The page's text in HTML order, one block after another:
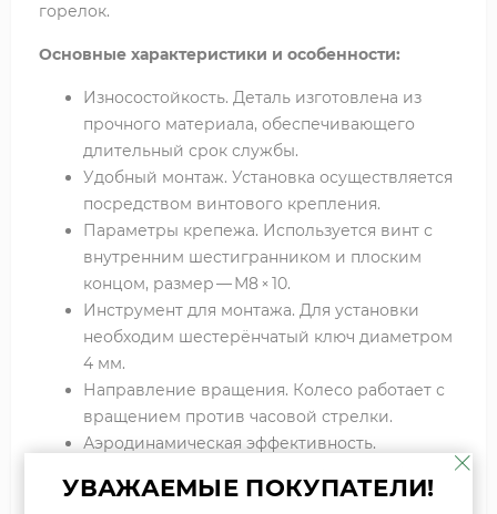
горелок.
Основные характеристики и особенности:
Износостойкость. Деталь изготовлена из
прочного материала, обеспечивающего
длительный срок службы.
Удобный монтаж. Установка осуществляется
посредством винтового крепления.
Параметры крепежа. Используется винт с
внутренним шестигранником и плоским
концом, размер — М8 × 10.
Инструмент для монтажа. Для установки
необходим шестерёнчатый ключ диаметром
4 мм.
Направление вращения. Колесо работает с
вращением против часовой стрелки.
Аэродинамическая эффективность.
оптимизированных для надёжной и
УВАЖАЕМЫЕ ПОКУПАТЕЛИ!